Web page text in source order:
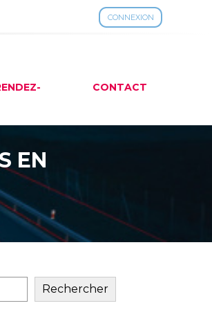
CONNEXION
CONTACT
EN
Rechercher